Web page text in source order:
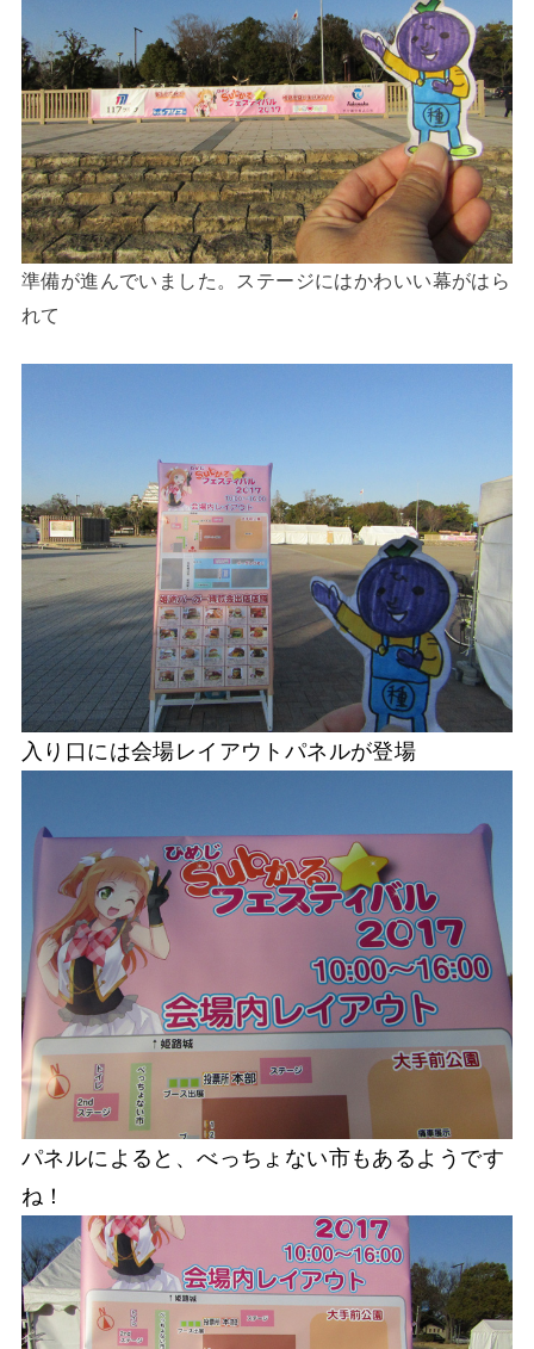
準備が進んでいました。ステージにはかわいい幕がはら
れて
入り口には会場レイアウトパネルが登場
パネルによると、べっちょない市もあるようです
ね！